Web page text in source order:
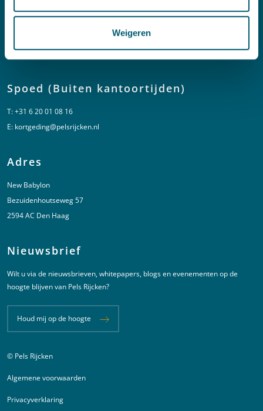
Weigeren
Linkedin
Spoed (Buiten kantoortijden)
T:+31 6 20 01 08 16
E: kortgeding@pelsrijcken.nl
Adres
New Babylon
Bezuidenhoutseweg 57
2594 AC Den Haag
Nieuwsbrief
Wilt u via de nieuwsbrieven, whitepapers, blogs en evenementen op de
hoogte blijven van Pels Rijcken?
Houd mij op de hoogte
Juridische informatie
© Pels Rijcken
Algemene voorwaarden
Privacyverklaring